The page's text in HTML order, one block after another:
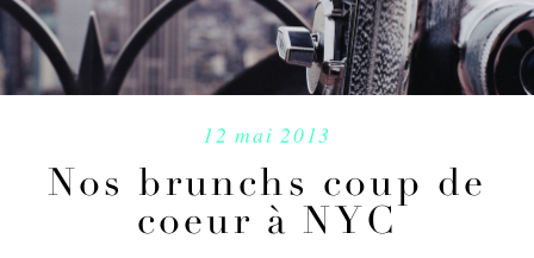
12 mai 2013
Nos brunchs coup de
coeur à NYC